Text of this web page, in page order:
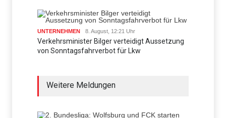
UNTERNEHMEN 8. August, 12:21 Uhr
Verkehrsminister Bilger verteidigt Aussetzung
von Sonntagsfahrverbot für Lkw
Weitere Meldungen